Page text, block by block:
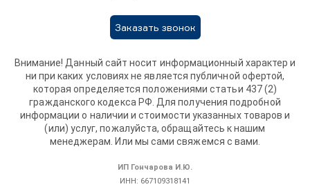
Заказать звонок
Внимание! Данный сайт носит информационный характер и
ни при каких условиях не является публичной офертой,
которая определяется положениями статьи 437 (2)
гражданского кодекса РФ. Для получения подробной
информации о наличии и стоимости указанных товаров и
(или) услуг, пожалуйста, обращайтесь к нашим
менеджерам. Или мы сами свяжемся с вами.
ИП Гончарова И.Ю.
ИНН: 667109318141